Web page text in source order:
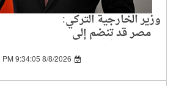
وزير الخارجية التركي:
مصر قد تنضم إلى
اتفاقية الدفاع المشترك
بمجرد تسوية بعض8/8/2026 9:34:05 PM